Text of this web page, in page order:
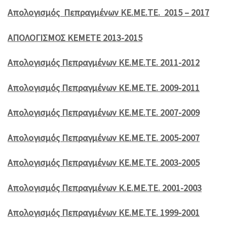
Απολογισμός Πεπραγμένων ΚΕ.ΜΕ.ΤΕ. 2015 – 2017
ΑΠΟΛΟΓΙΣΜΟΣ ΚΕΜΕΤΕ 2013-2015
Απολογισμός Πεπραγμένων ΚΕ.ΜΕ.ΤΕ. 2011-2012
Απολογισμός Πεπραγμένων ΚΕ.ΜΕ.ΤΕ. 2009-2011
Απολογισμός Πεπραγμένων ΚΕ.ΜΕ.ΤΕ. 2007-2009
Απολογισμός Πεπραγμένων ΚΕ.ΜΕ.ΤΕ. 2005-2007
Απολογισμός Πεπραγμένων ΚΕ.ΜΕ.ΤΕ. 2003-2005
Απολογισμός Πεπραγμένων Κ.Ε.ΜΕ.ΤΕ. 2001-2003
Απολογισμός Πεπραγμένων ΚΕ.ΜΕ.ΤΕ. 1999-2001